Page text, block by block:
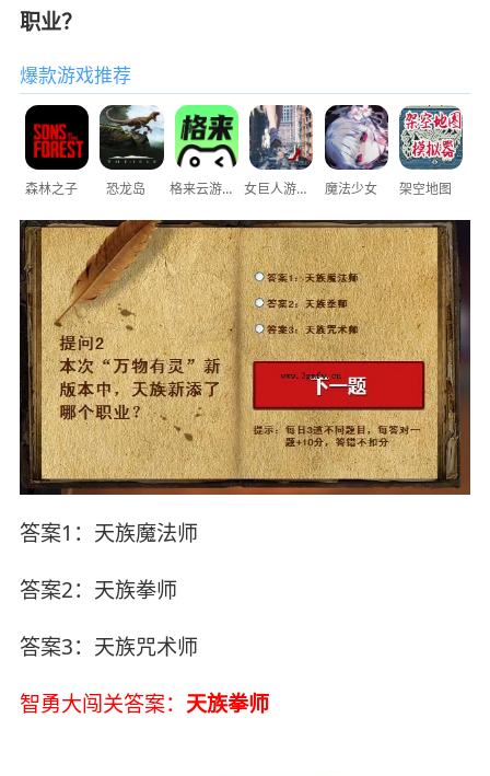
职业？
爆款游戏推荐
森林之子 恐龙岛 格来云游戏 女巨人游乐场 魔法少女 架空地图
答案1：天族魔法师
答案2：天族拳师
答案3：天族咒术师
智勇大闯关答案： 天族拳师